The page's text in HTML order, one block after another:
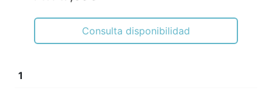
Consulta disponibilidad
1